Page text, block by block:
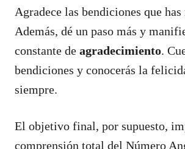
Agradece las bendiciones que
Además, dé un paso más y
constante de agradecimiento.
bendiciones y conocerás la
siempre.
El objetivo final, por supuesto,
comprensión total del Número